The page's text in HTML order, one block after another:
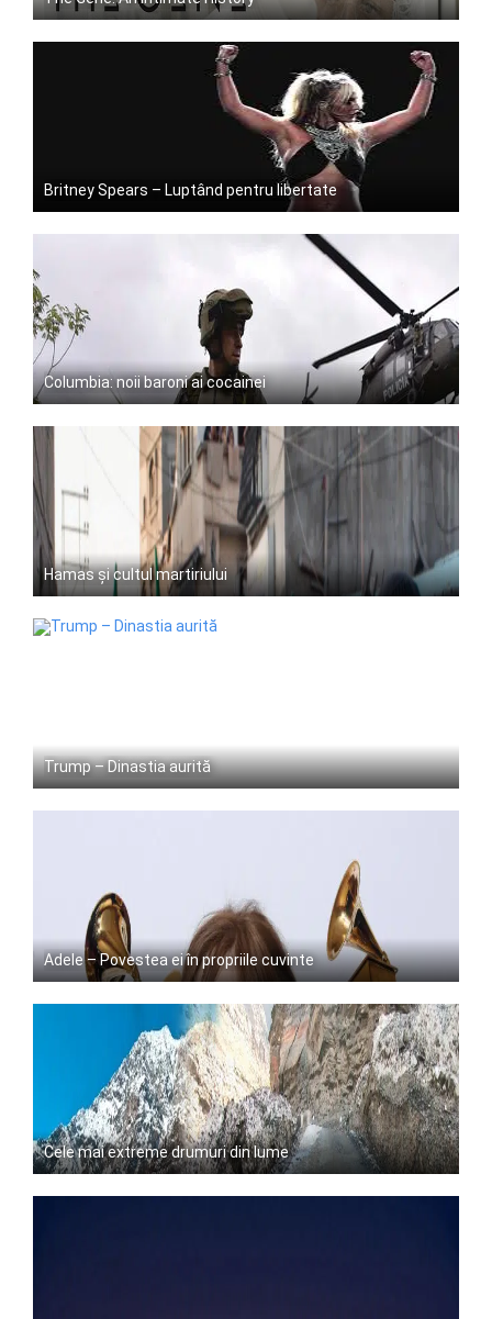
Britney Spears – Luptând pentru libertate
Columbia: noii baroni ai cocainei
Hamas și cultul martiriului
Trump – Dinastia aurită
Adele – Povestea ei în propriile cuvinte
Cele mai extreme drumuri din lume